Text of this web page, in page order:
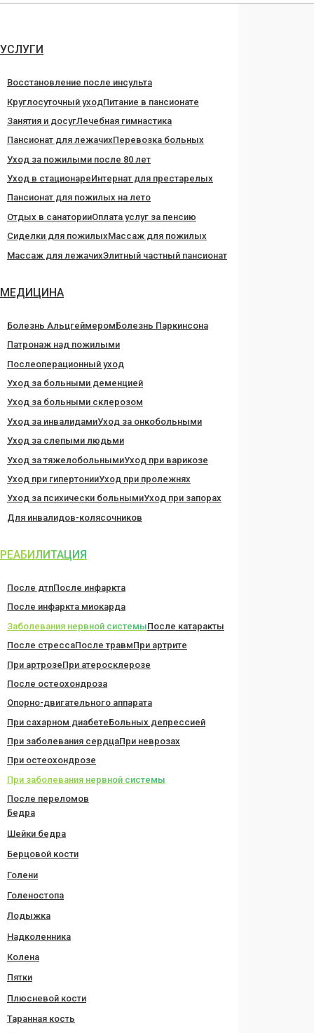
Перейти
содержанию
УСЛУГИ
Восстановление после инсульта
Круглосуточный уходПитание в пансионате
Занятия и досугЛечебная гимнастика
Пансионат для лежачихПеревозка больных
Уход за пожилыми после 80 лет
Уход в стационареИнтернат для престарелых
Пансионат для пожилых на лето
Отдых в санаторииОплата услуг за пенсию
Сиделки для пожилыхМассаж для пожилых
Массаж для лежачихЭлитный частный пансионат
МЕДИЦИНА
Болезнь АльцгеймеромБолезнь Паркинсона
Патронаж над пожилыми
Послеоперационный уход
Уход за больными деменцией
Уход за больными склерозом
Уход за инвалидамиУход за онкобольными
Уход за слепыми людьми
Уход за тяжелобольнымиУход при варикозе
Уход при гипертонииУход при пролежнях
Уход за психически больнымиУход при запорах
Для инвалидов-колясочников
РЕАБИЛИТАЦИЯ
После дтпПосле инфаркта
После инфаркта миокарда
Заболевания нервной системыПосле катаракты
После стрессаПосле травмПри артрите
При артрозеПри атеросклерозе
После остеохондроза
Опорно-двигательного аппарата
При сахарном диабетеБольных депрессией
При заболевания сердцаПри неврозах
При остеохондрозе
При заболевания нервной системы
После переломов
Бедра
Шейки бедра
Берцовой кости
Голени
Голеностопа
Лодыжка
Надколенника
Колена
Пятки
Плюсневой кости
Таранная кость